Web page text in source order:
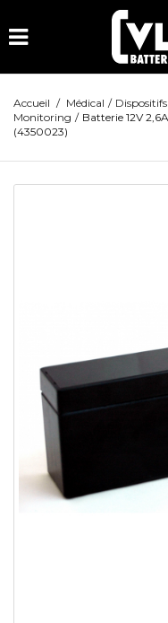
Accueil / Médical /
Monitoring / Batterie 12V
(4350023)